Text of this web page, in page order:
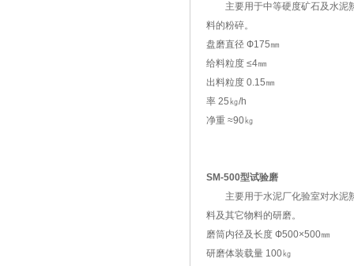
主要用于中等硬度矿石及水泥
料的粉碎。
盘磨直径 Ф175㎜
给料粒度 ≤4㎜
出料粒度 0.15㎜
率 25㎏/h
净重 ≈90㎏
SM-500型试验磨
主要用于水泥厂化验室对水泥
料及其它物料的研磨。
磨筒内径及长度 Ф500×500㎜
研磨体装载量 100㎏